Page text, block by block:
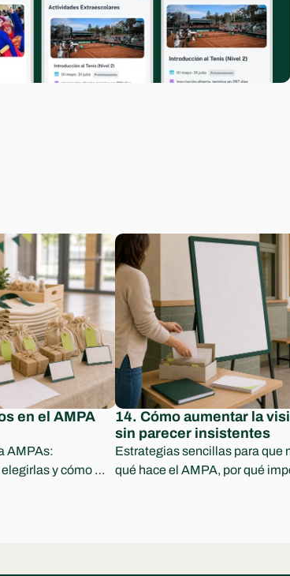
en el AMPA
AMPAs:
y cómo
14. Cómo aumentar la
sin parecer insistentes
Estrategias sencillas para que
qué hace el AMPA, por qué